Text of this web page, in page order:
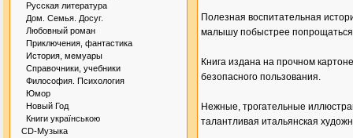
Русская литература
Дом. Семья. Досуг.
Любовный роман
Приключения, фантастика
История, мемуары
Справочники, учебники
Философия. Психология
Юмор
Новый Год
Книги українською
CD-Музыка
Полезная воспитательная
малышу побыстрее попрощаться
Книга издана на прочном
безопасного пользования.
Нежные, трогательные
талантливая итальянская